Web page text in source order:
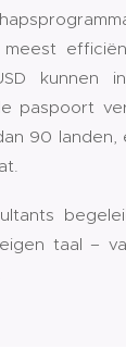
kunnen
paspoort
90 landen,
taal –